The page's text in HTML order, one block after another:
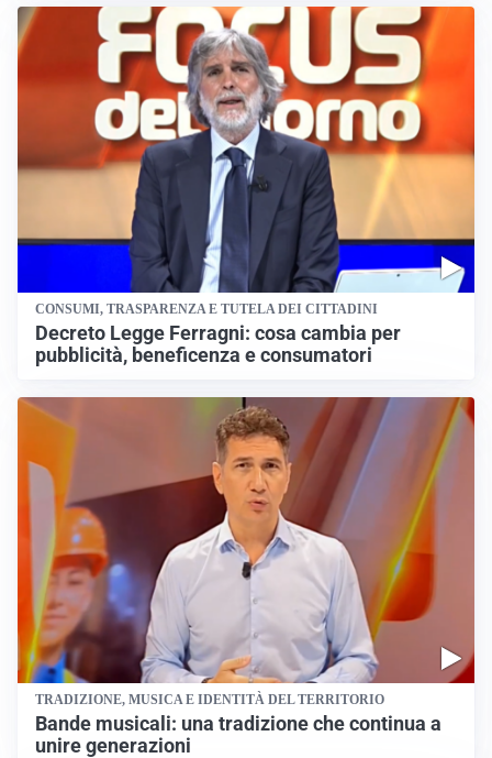
CONSUMI, TRASPARENZA E TUTELA DEI CITTADINI
Decreto Legge Ferragni: cosa cambia per
pubblicità, beneficenza e consumatori
TRADIZIONE, MUSICA E IDENTITÀ DEL TERRITORIO
Bande musicali: una tradizione che continua a
unire generazioni